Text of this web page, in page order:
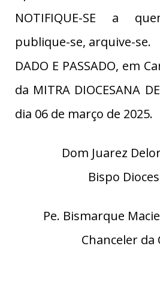
NOTIFIQUE-SE a
publique-se, arquive-se.
DADO E PASSADO, em
da MITRA DIOCESANA
dia 06 de março de 2025.
Dom Juarez
Bispo
Pe. Bismarque
Chanceler da